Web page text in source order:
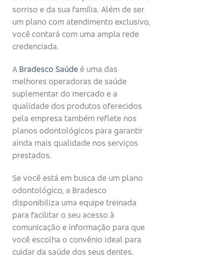
sorriso e da sua família. Além de ser
um plano com atendimento exclusivo,
você contará com uma ampla rede
credenciada.
A Bradesco Saúde é uma das
melhores operadoras de saúde
suplementar do mercado e a
qualidade dos produtos oferecidos
pela empresa também reflete nos
planos odontológicos para garantir
ainda mais qualidade nos serviços
prestados.
Se você está em busca de um plano
odontológico, a Bradesco
disponibiliza uma equipe treinada
para facilitar o seu acesso à
comunicação e informação para que
você escolha o convênio ideal para
cuidar da saúde dos seus dentes.